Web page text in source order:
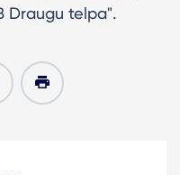
Draugu telpa".